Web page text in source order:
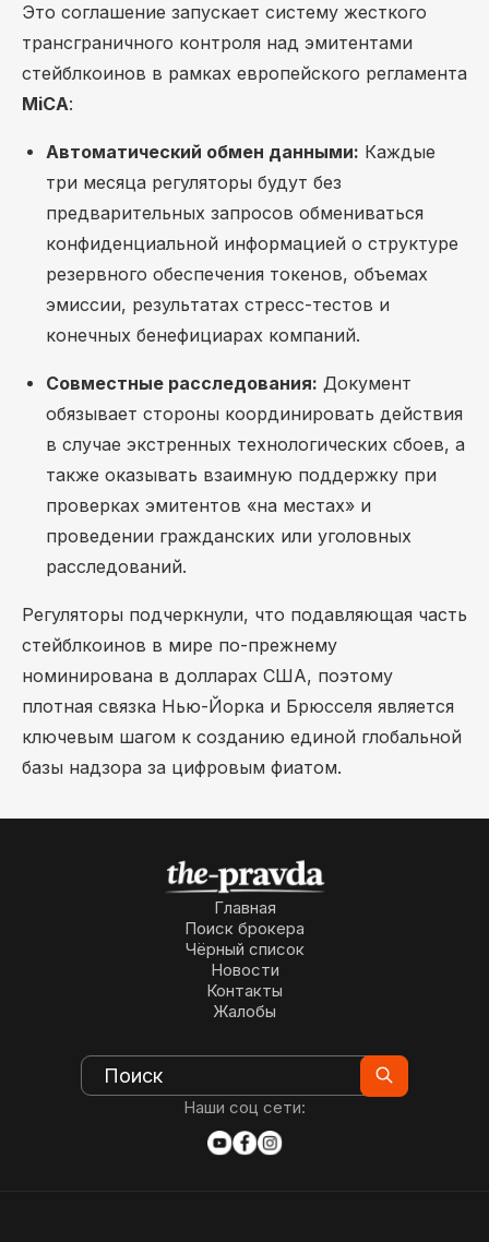
Это соглашение запускает систему жесткого
трансграничного контроля над эмитентами
стейблкоинов в рамках европейского регламента
MiCA:
Автоматический обмен данными: Каждые
три месяца регуляторы будут без
предварительных запросов обмениваться
конфиденциальной информацией о структуре
резервного обеспечения токенов, объемах
эмиссии, результатах стресс-тестов и
конечных бенефициарах компаний.
Совместные расследования: Документ
обязывает стороны координировать действия
в случае экстренных технологических сбоев, а
также оказывать взаимную поддержку при
проверках эмитентов «на местах» и
проведении гражданских или уголовных
расследований.
Регуляторы подчеркнули, что подавляющая часть
стейблкоинов в мире по-прежнему
номинирована в долларах США, поэтому
плотная связка Нью-Йорка и Брюсселя является
ключевым шагом к созданию единой глобальной
базы надзора за цифровым фиатом.
Главная
Поиск брокера
Чёрный список
Новости
Контакты
Жалобы
Наши соц сети: